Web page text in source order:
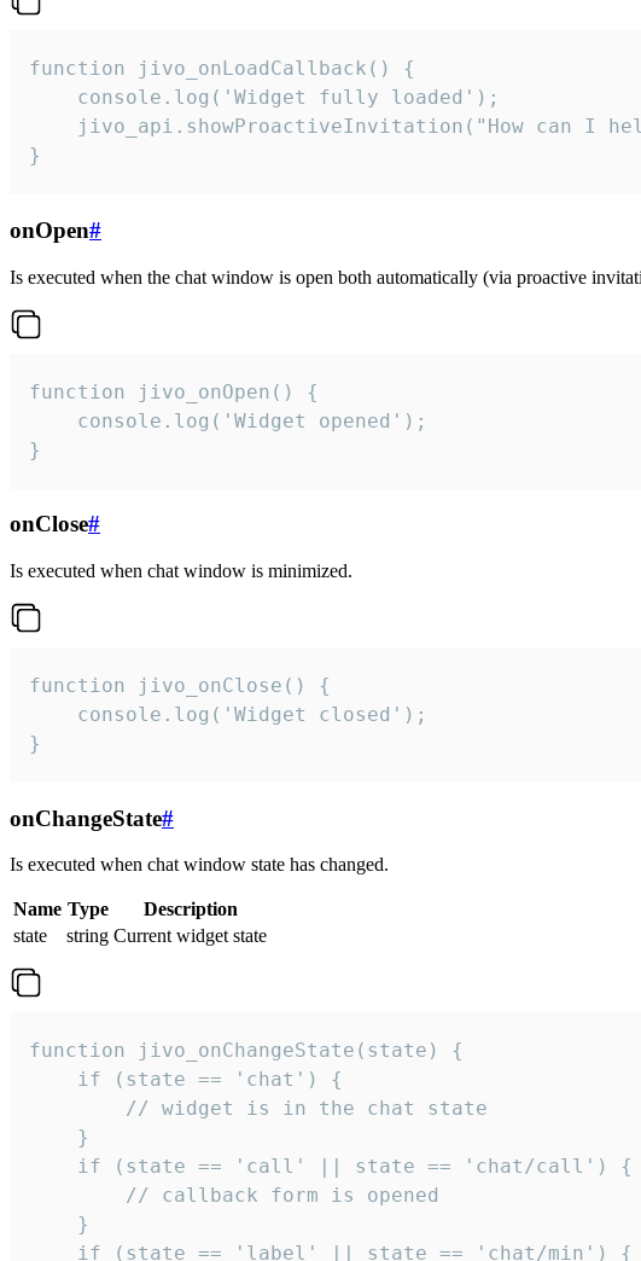
function jivo_onLoadCallback() {
    console.log('Widget fully loaded');
jivo_api.showProactiveInvitation("How can I
}
onOpen#
Is executed when the chat window is open both automatically (via proactive
function jivo_onOpen() {
    console.log('Widget opened');
}
onClose#
Is executed when chat window is minimized.
function jivo_onClose() {
    console.log('Widget closed');
}
onChangeState#
Is executed when chat window state has changed.
Name Type
Description
state
string Current widget state
function jivo_onChangeState(state) {
    if (state == 'chat') {
        // widget is in the chat state
    }
    if (state == 'call' || state == 'chat/call') {
        // callback form is opened
    }
    if (state == 'label' || state == 'chat/min') {